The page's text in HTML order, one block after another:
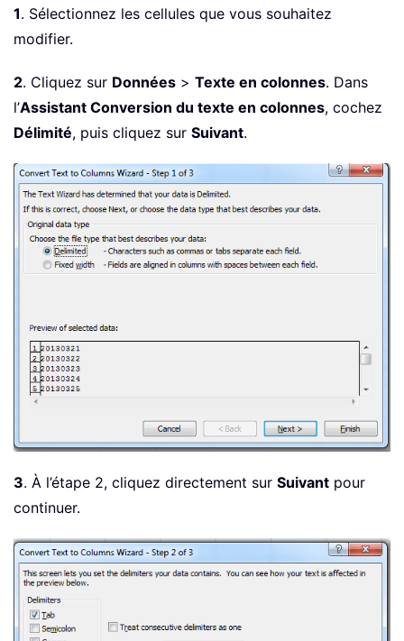
1. Sélectionnez les cellules que vous souhaitez
modifier.
2. Cliquez sur Données > Texte en colonnes. Dans
l’Assistant Conversion du texte en colonnes, cochez
Délimité, puis cliquez sur Suivant.
3. À l’étape 2, cliquez directement sur Suivant pour
continuer.